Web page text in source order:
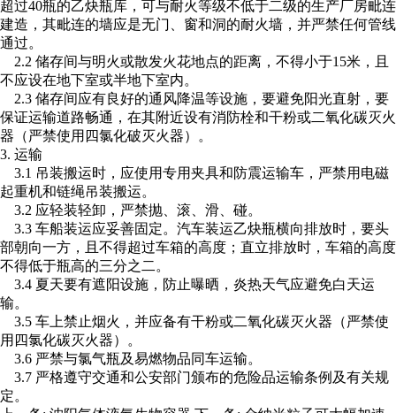
超过40瓶的乙炔瓶库，可与耐火等级不低于二级的生产厂房毗连
建造，其毗连的墙应是无门、窗和洞的耐火墙，并严禁任何管线
通过。
2.2 储存间与明火或散发火花地点的距离，不得小于15米，且
不应设在地下室或半地下室内。
2.3 储存间应有良好的通风降温等设施，要避免阳光直射，要
保证运输道路畅通，在其附近设有消防栓和干粉或二氧化碳灭火
器（严禁使用四氯化破灭火器）。
3. 运输
3.1 吊装搬运时，应使用专用夹具和防震运输车，严禁用电磁
起重机和链绳吊装搬运。
3.2 应轻装轻卸，严禁抛、滚、滑、碰。
3.3 车船装运应妥善固定。汽车装运乙炔瓶横向排放时，要头
部朝向一方，且不得超过车箱的高度；直立排放时，车箱的高度
不得低于瓶高的三分之二。
3.4 夏天要有遮阳设施，防止曝晒，炎热天气应避免白天运
输。
3.5 车上禁止烟火，并应备有干粉或二氧化碳灭火器（严禁使
用四氯化碳灭火器）。
3.6 严禁与氯气瓶及易燃物品同车运输。
3.7 严格遵守交通和公安部门颁布的危险品运输条例及有关规
定。